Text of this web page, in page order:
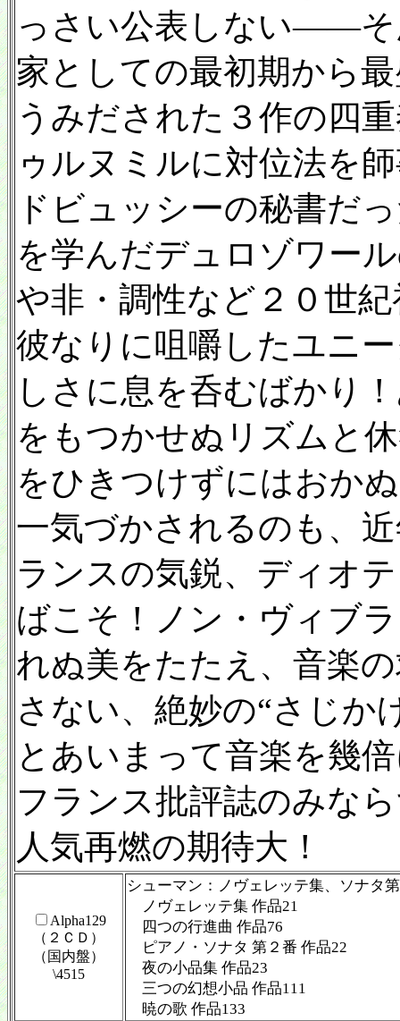
っさい公表しない——そ
家としての最初期から
うみだされた３作の四
ゥルヌミルに対位法を
ドビュッシーの秘書だ
を学んだデュロゾワー
や非・調性など２０世
彼なりに咀嚼したユニ
しさに息を呑むばかり
をもつかせぬリズムと
をひきつけずにはおか
一気づかされるのも、
ランスの気鋭、ディオ
ばこそ！ノン・ヴィブ
れぬ美をたたえ、音楽
さない、絶妙の“さじか
とあいまって音楽を幾
フランス批評誌のみな
人気再燃の期待大！
Alpha129
（２ＣＤ）
（国内盤）
\4515
シューマン：ノヴェレッテ集、ソナタ
ノヴェレッテ集 作品21
四つの行進曲 作品76
ピアノ・ソナタ 第２番 作品22
夜の小品集 作品23
三つの幻想小品 作品111
暁の歌 作品133